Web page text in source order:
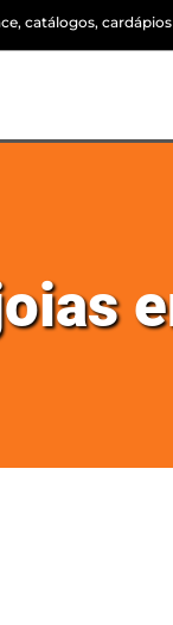
catálogos, cardápios